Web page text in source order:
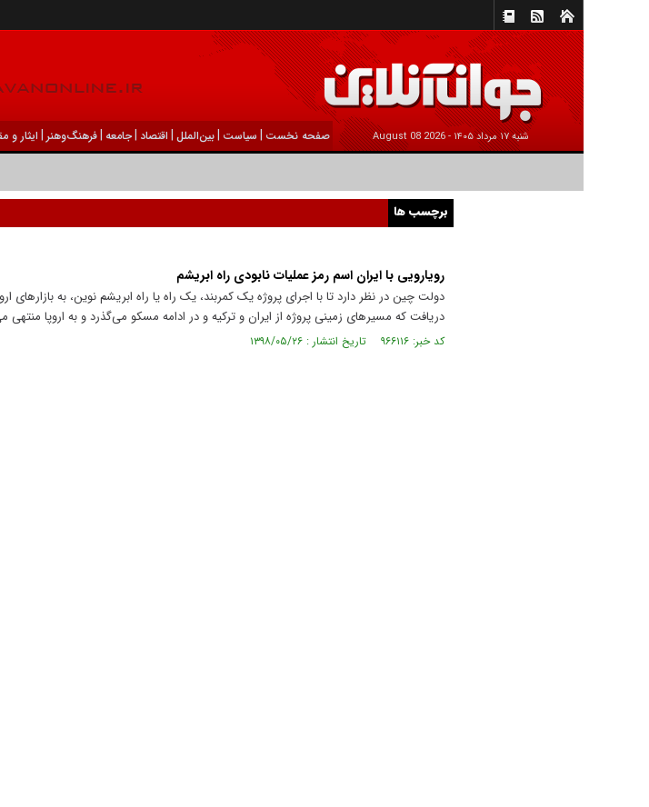
شنبه ۱۷ مرداد ۱۴۰۵ - 2026 August 08 صفحه نخست | سیاست |بين‌الملل | اقتصاد |جامعه |فرهنگ‌و‌هنر | ایثار و
برچسب ها
رویارویی با ایران اسم رمز عملیات نابودی راه ابریشم
دولت چین در نظر دارد تا با اجرای پروژه یک کمربند، یک راه یا راه ابریشم نوین، به
دریافت که مسیر‌های زمینی پروژه از ایران و ترکیه و در ادامه مسکو می‌گذرد و به اروپا منتهی
کد خبر: ۹۶۶۱۱۶ تاریخ انتشار : ۱۳۹۸/۰۵/۲۶